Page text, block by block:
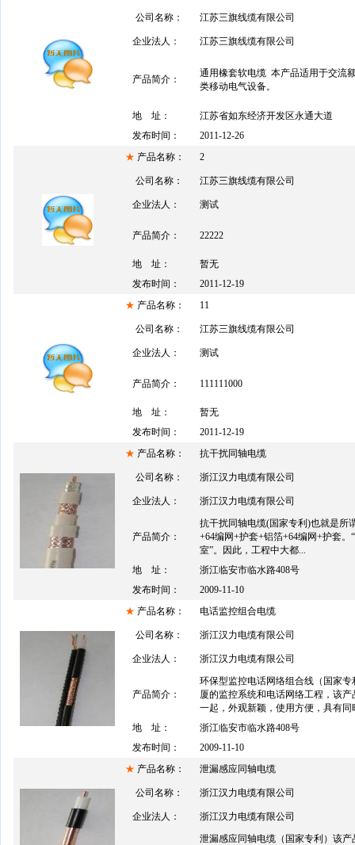
公司名称： 江苏三旗线缆有限公司
企业法人： 江苏三旗线缆有限公司
产品简介：
通用橡套软电缆 本产品适用于交流
类移动电气设备。
地 址：
江苏省如东经济开发区永通大道
发布时间：
2011-12-26
★ 产品名称： 2
公司名称： 江苏三旗线缆有限公司
企业法人： 测试
产品简介： 22222
地 址：
暂无
发布时间：
2011-12-19
★ 产品名称： 11
公司名称： 江苏三旗线缆有限公司
企业法人： 测试
产品简介： 111111000
地 址：
暂无
发布时间：
2011-12-19
★ 产品名称： 抗干扰同轴电缆
公司名称： 浙江汉力电缆有限公司
企业法人： 浙江汉力电缆有限公司
产品简介：
抗干扰同轴电缆(国家专利)也就是所
+64编网+护套+铝箔+64编网+护套
室”。因此，工程中大都...
地 址：
浙江临安市临水路408号
发布时间：
2009-11-10
★ 产品名称： 电话监控组合电缆
公司名称： 浙江汉力电缆有限公司
企业法人： 浙江汉力电缆有限公司
产品简介：
环保型监控电话网络组合线（国家
厦的监控系统和电话网络工程，该
一起，外观新颖，使用方便，具有同
地 址：
浙江临安市临水路408号
发布时间：
2009-11-10
★ 产品名称： 泄漏感应同轴电缆
公司名称： 浙江汉力电缆有限公司
企业法人： 浙江汉力电缆有限公司
泄漏感应同轴电缆（国家专利）该